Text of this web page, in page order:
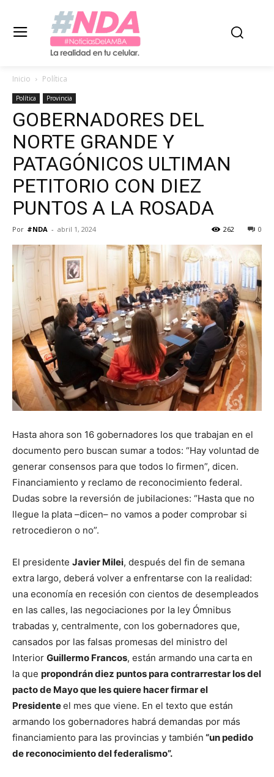
Inicio Política
Política Provincia
GOBERNADORES DEL
NORTE GRANDE Y
PATAGÓNICOS ULTIMAN
PETITORIO CON DIEZ
PUNTOS A LA ROSADA
Por #NDA - abril 1, 2024 0
262
Hasta ahora son 16 gobernadores los que trabajan en el
documento pero buscan sumar a todos: “Hay voluntad de
generar consensos para que todos lo firmen”, dicen.
Financiamiento y reclamo de reconocimiento federal.
Dudas sobre la reversión de jubilaciones: “Hasta que no
llegue la plata –dicen– no vamos a poder comprobar si
retrocedieron o no”.
El presidente Javier Milei, después del fin de semana
extra largo, deberá volver a enfrentarse con la realidad:
una economía en recesión con cientos de desempleados
en las calles, las negociaciones por la ley Ómnibus
trabadas y, centralmente, con los gobernadores que,
cansados por las falsas promesas del ministro del
Interior Guillermo Francos, están armando una carta en
la que propondrán diez puntos para contrarrestar los del
pacto de Mayo que les quiere hacer firmar el
Presidenteel mes que viene. En el texto que están
armando los gobernadores habrá demandas por más
financiamiento para las provincias y también “un pedido
de reconocimiento del federalismo”.